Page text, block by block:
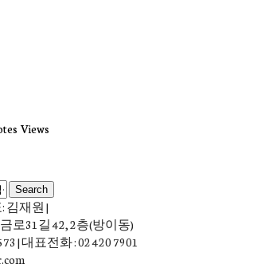
Views
Search
김재원 |
로31길 42, 2층(방이동)
| 대표전화 : 02 420 7901